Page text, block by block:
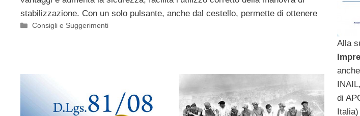
stabilizzazione. Con un solo pulsante, anche dal cestello, permette di ottenere
Categorie
Consigli e Suggerimenti
Alla
di